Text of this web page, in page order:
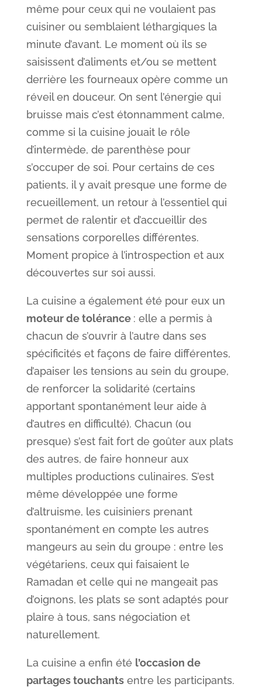
même pour ceux qui ne voulaient pas
cuisiner ou semblaient léthargiques la
minute d’avant. Le moment où ils se
saisissent d’aliments et/ou se mettent
derrière les fourneaux opère comme un
réveil en douceur. On sent l’énergie qui
bruisse mais c’est étonnamment calme,
comme si la cuisine jouait le rôle
d’intermède, de parenthèse pour
s’occuper de soi. Pour certains de ces
patients, il y avait presque une forme de
recueillement, un retour à l’essentiel qui
permet de ralentir et d’accueillir des
sensations corporelles différentes.
Moment propice à l’introspection et aux
découvertes sur soi aussi.
La cuisine a également été pour eux un
moteur de tolérance : elle a permis à
chacun de s’ouvrir à l’autre dans ses
spécificités et façons de faire différentes,
d’apaiser les tensions au sein du groupe,
de renforcer la solidarité (certains
apportant spontanément leur aide à
d’autres en difficulté). Chacun (ou
presque) s’est fait fort de goûter aux plats
des autres, de faire honneur aux
multiples productions culinaires. S’est
même développée une forme
d’altruisme, les cuisiniers prenant
spontanément en compte les autres
mangeurs au sein du groupe : entre les
végétariens, ceux qui faisaient le
Ramadan et celle qui ne mangeait pas
d’oignons, les plats se sont adaptés pour
plaire à tous, sans négociation et
naturellement.
La cuisine a enfin été l’occasion de
partages touchantsentre les participants.